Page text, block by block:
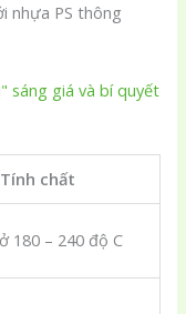
nhựa PS thông
sáng giá và bí quyết
chất
180 – 240 độ C